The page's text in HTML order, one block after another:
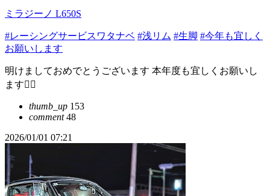
ミラジーノ L650S
#レーシングサービスワタナベ #浅リム #生脚 #今年も宜しく
お願いします
明けましておめでとうございます 本年度も宜しくお願いし
ます🙇‍♂️
thumb_up 153
comment48
2026/01/01 07:21